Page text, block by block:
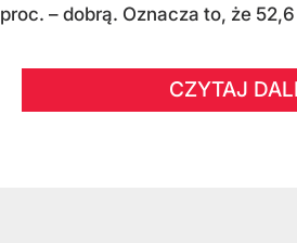
proc. – dobrą. Oznacza to, że
CZYTAJ